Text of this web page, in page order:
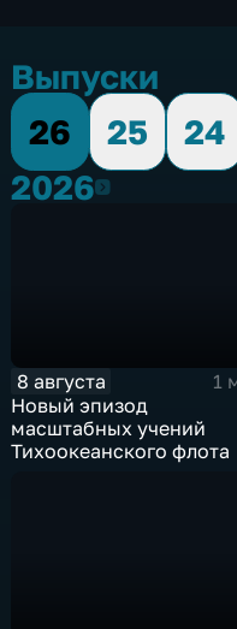
Выпуски
26
25 24
20262026
8 августа
1
Новый эпизод
масштабных учений
Тихоокеанского флота